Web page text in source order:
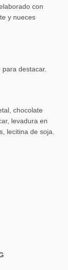
con
y nueces
destacar.
chocolate
levadura en
lecitina de soja.